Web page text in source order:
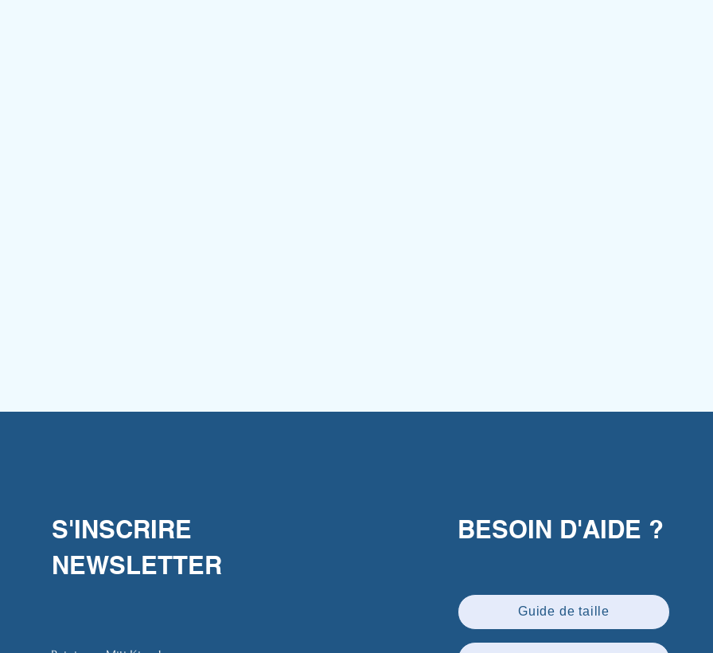
S'INSCRIRE
NEWSLETTER
BESOIN D'AIDE ?
Guide de taille